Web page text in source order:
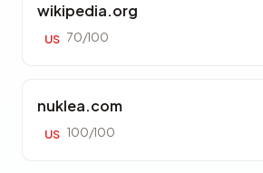
wikipedia.org
US 70/100
nuklea.com
US 100/100